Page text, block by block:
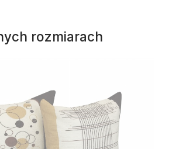
rozmiarach